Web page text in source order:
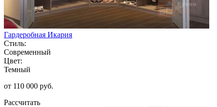
Гардеробная Икария
Стиль:
Современный
Цвет:
Темный
от 110 000 руб.
Рассчитать